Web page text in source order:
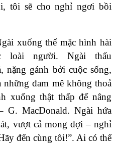
tôi sẽ cho nghỉ ngơi bồi
xuống thế mặc hình hài
loài người. Ngài thấu
nặng gánh bởi cuộc sống,
đam mê không thoả
xuống thật thấp để nâng
G. MacDonald. Ngài hứa
vượt cả mong đợi – nghỉ
đến cùng tôi!”. Ai có thể